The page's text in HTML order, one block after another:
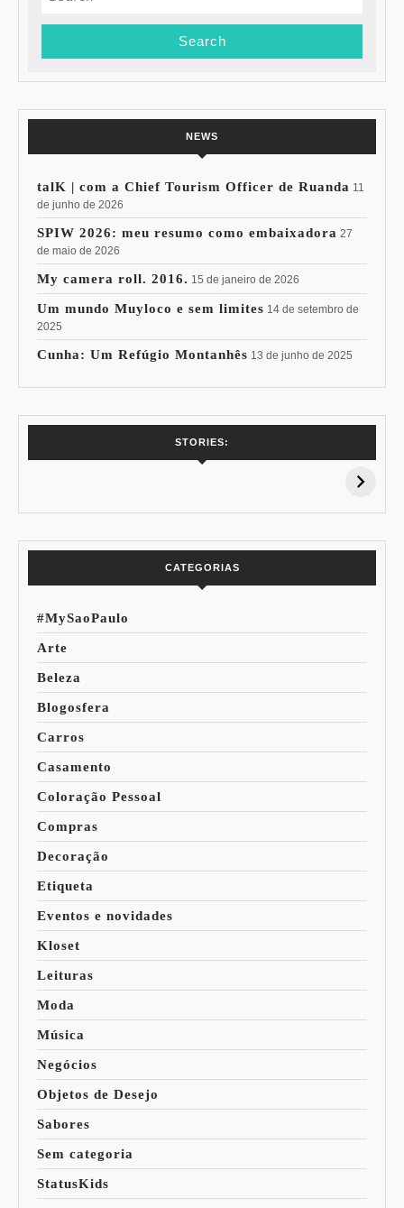
NEWS
talK | com a Chief Tourism Officer de Ruanda 11
de junho de 2026
SPIW 2026: meu resumo como embaixadora 27
de maio de 2026
My camera roll. 2016. 15 de janeiro de 2026
Um mundo Muyloco e sem limites 14 de setembro de
2025
Cunha: Um Refúgio Montanhês 13 de junho de 2025
STORIES:
15% de
Pessoal: Os
CATEGORIAS
#MySaoPaulo
Arte
Beleza
Blogosfera
Carros
Casamento
Coloração Pessoal
Compras
Decoração
Etiqueta
Eventos e novidades
Kloset
Leituras
Moda
Música
Negócios
Objetos de Desejo
Sabores
Sem categoria
StatusKids